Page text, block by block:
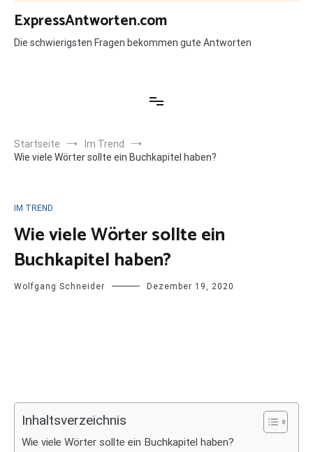
Zum
Inhalt
springen
ExpressAntworten.com
Die schwierigsten Fragen bekommen gute Antworten
Startseite
Im Trend
Wie viele Wörter sollte ein Buchkapitel haben?
IM TREND
Wie viele Wörter sollte ein
Buchkapitel haben?
Wolfgang Schneider Dezember 19, 2020
Inhaltsverzeichnis
Wie viele Wörter sollte ein Buchkapitel haben?